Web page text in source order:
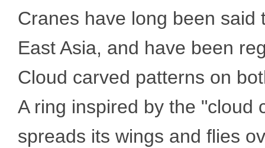
Cranes have long been
East Asia, and have been
Cloud carved patterns on
A ring inspired by the "cloud
spreads its wings and flies